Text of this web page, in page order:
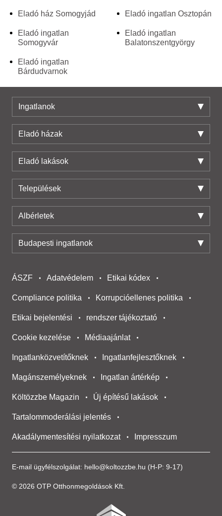
Eladó ház Somogyjád
Eladó ingatlan
Somogyvár
Eladó ingatlan
Bárdudvarnok
Eladó ingatlan Osztopán
Eladó ingatlan
Balatonszentgyörgy
Ingatlanok
Eladó házak
Eladó lakások
Települések
Albérletek
Budapesti ingatlanok
E-mail ügyfélszolgálat: hello@koltozzbe.hu (H-P: 9-17)
© 2026 OTP Otthonmegoldások Kft.
ÁSZF Adatvédelem Etikai kódex
Compliance politika Korrupcióellenes politika
Etikai bejelentési rendszer tájékoztató
Cookie kezelése Médiaajánlat
Ingatlanközvetítőknek Ingatlanfejlesztőknek
Magánszemélyeknek Ingatlan ártérkép
Költözzbe Magazin Új építésű lakások
Tartalommoderálási jelentés
Akadálymentesítési nyilatkozat Impresszum